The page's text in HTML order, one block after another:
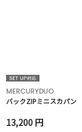
MERCURYDUO
バックZIPミニスカパン
13,200 円